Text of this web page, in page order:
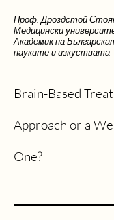
Проф. Дроздстой
Медицински
Академик на
науките и изкуствата
Brain-Based
Approach or a
One?